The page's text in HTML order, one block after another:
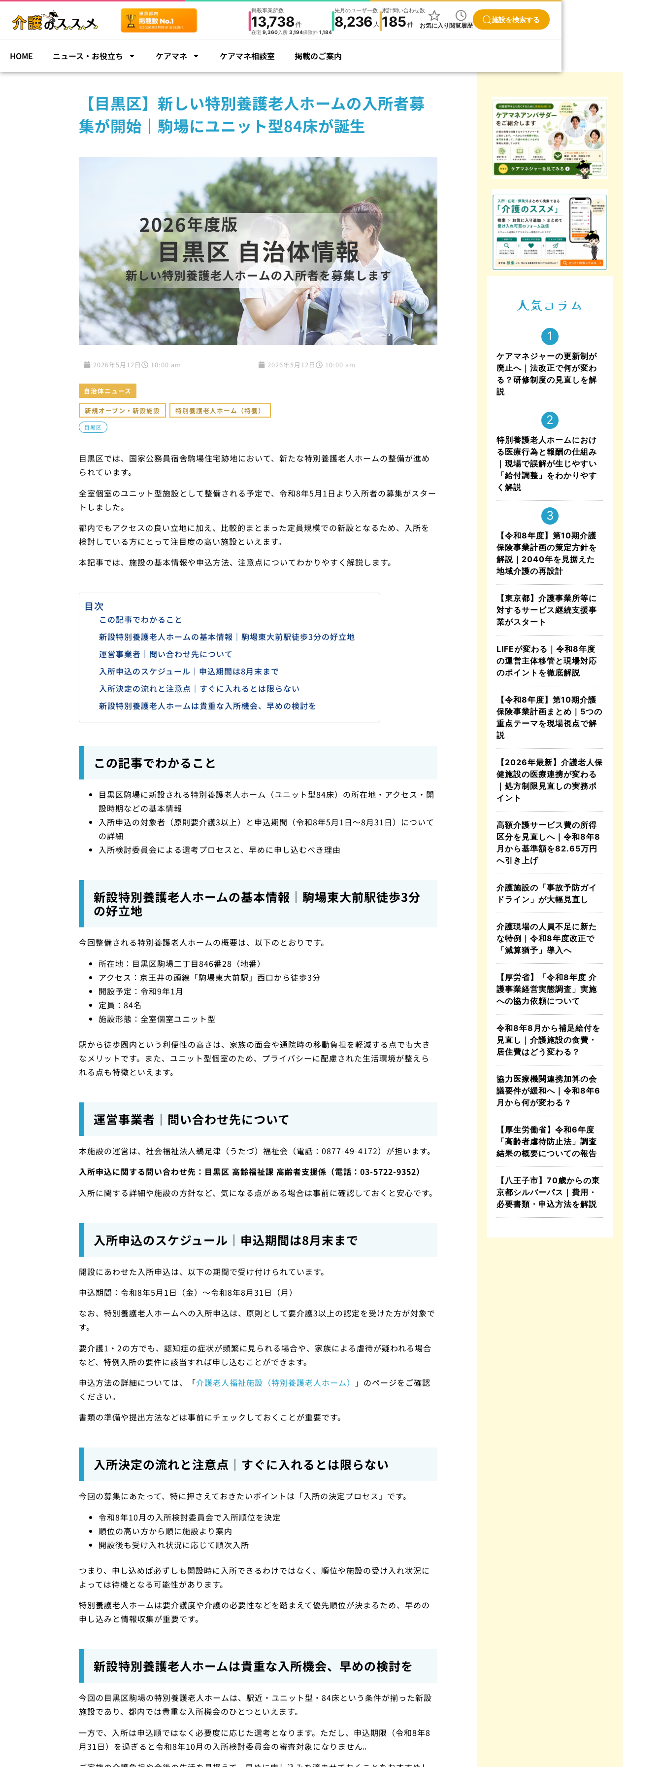
掲載事業所数
13,738件
在宅 9,360入所 3,194保険外 1,184
先月のユーザー数
8,236 人
累計問い合わせ数
185件 お気に入り閲覧履歴
施設を検索する
HOME ニュース・お役立ち ケアマネ ケアマネ相談室 掲載のご案内
【目黒区】新しい特別養護老人ホームの入所者募
集が開始｜駒場にユニット型84床が誕生
2026年5月12日 10:00 am 2026年5月12日 10:00 am
自治体ニュース
新規オープン・新設施設 , 特別養護老人ホーム（特養）
目黒区
目黒区では、国家公務員宿舎駒場住宅跡地において、新たな特別養護老人ホームの整備が進め
られています。
全室個室のユニット型施設として整備される予定で、令和8年5月1日より入所者の募集がスター
トしました。
都内でもアクセスの良い立地に加え、比較的まとまった定員規模での新設となるため、入所を
検討している方にとって注目度の高い施設といえます。
本記事では、施設の基本情報や申込方法、注意点についてわかりやすく解説します。
目次
この記事でわかること
新設特別養護老人ホームの基本情報｜駒場東大前駅徒歩3分の好立地
運営事業者｜問い合わせ先について
入所申込のスケジュール｜申込期間は8月末まで
入所決定の流れと注意点｜すぐに入れるとは限らない
新設特別養護老人ホームは貴重な入所機会、早めの検討を
この記事でわかること
目黒区駒場に新設される特別養護老人ホーム（ユニット型84床）の所在地・アクセス・開
設時期などの基本情報
入所申込の対象者（原則要介護3以上）と申込期間（令和8年5月1日〜8月31日）について
の詳細
入所検討委員会による選考プロセスと、早めに申し込むべき理由
新設特別養護老人ホームの基本情報｜駒場東大前駅徒歩3分
の好立地
今回整備される特別養護老人ホームの概要は、以下のとおりです。
所在地：目黒区駒場二丁目846番28（地番）
アクセス：京王井の頭線「駒場東大前駅」西口から徒歩3分
開設予定：令和9年1月
定員：84名
施設形態：全室個室ユニット型
駅から徒歩圏内という利便性の高さは、家族の面会や通院時の移動負担を軽減する点でも大き
なメリットです。また、ユニット型個室のため、プライバシーに配慮された生活環境が整えら
れる点も特徴といえます。
運営事業者｜問い合わせ先について
本施設の運営は、社会福祉法人鵜足津（うたづ）福祉会（電話：0877-49-4172）が担います。
入所申込に関する問い合わせ先：目黒区 高齢福祉課 高齢者支援係（電話：03-5722-9352）
入所に関する詳細や施設の方針など、気になる点がある場合は事前に確認しておくと安心です。
入所申込のスケジュール｜申込期間は8月末まで
開設にあわせた入所申込は、以下の期間で受け付けられています。
申込期間：令和8年5月1日（金）〜令和8年8月31日（月）
なお、特別養護老人ホームへの入所申込は、原則として要介護3以上の認定を受けた方が対象で
す。
要介護1・2の方でも、認知症の症状が頻繁に見られる場合や、家族による虐待が疑われる場合
など、特例入所の要件に該当すれば申し込むことができます。
申込方法の詳細については、「介護老人福祉施設（特別養護老人ホーム）
」のページをご確認
ください。
書類の準備や提出方法などは事前にチェックしておくことが重要です。
入所決定の流れと注意点｜すぐに入れるとは限らない
今回の募集にあたって、特に押さえておきたいポイントは「入所の決定プロセス」です。
令和8年10月の入所検討委員会で入所順位を決定
順位の高い方から順に施設より案内
開設後も受け入れ状況に応じて順次入所
つまり、申し込めば必ずしも開設時に入所できるわけではなく、順位や施設の受け入れ状況に
よっては待機となる可能性があります。
特別養護老人ホームは要介護度や介護の必要性などを踏まえて優先順位が決まるため、早めの
申し込みと情報収集が重要です。
新設特別養護老人ホームは貴重な入所機会、早めの検討を
今回の目黒区駒場の特別養護老人ホームは、駅近・ユニット型・84床という条件が揃った新設
施設であり、都内では貴重な入所機会のひとつといえます。
一方で、入所は申込順ではなく必要度に応じた選考となります。ただし、申込期限（令和8年8
月31日）を過ぎると令和8年10月の入所検討委員会の審査対象になりません。
人気コラム
ケアマネジャーの更新制が
廃止へ｜法改正で何が変わ
る？研修制度の見直しを解
説
特別養護老人ホームにおけ
る医療行為と報酬の仕組み
｜現場で誤解が生じやすい
「給付調整」をわかりやす
く解説
【令和8年度】第10期介護
保険事業計画の策定方針を
解説｜2040年を見据えた
地域介護の再設計
【東京都】介護事業所等に
対するサービス継続支援事
業がスタート
LIFEが変わる｜令和8年度
の運営主体移管と現場対応
のポイントを徹底解説
【令和8年度】第10期介護
保険事業計画まとめ｜5つの
重点テーマを現場視点で解
説
【2026年最新】介護老人保
健施設の医療連携が変わる
｜処方制限見直しの実務ポ
イント
高額介護サービス費の所得
区分を見直しへ｜令和8年8
月から基準額を82.65万円
へ引き上げ
介護施設の「事故予防ガイ
ドライン」が大幅見直し
介護現場の人員不足に新た
な特例｜令和8年度改正で
「減算猶予」導入へ
【厚労省】「令和8年度 介
護事業経営実態調査」実施
への協力依頼について
令和8年8月から補足給付を
見直し｜介護施設の食費・
居住費はどう変わる？
協力医療機関連携加算の会
議要件が緩和へ｜令和8年6
月から何が変わる？
【厚生労働省】令和6年度
「高齢者虐待防止法」調査
結果の概要についての報告
【八王子市】70歳からの東
京都シルバーパス｜費用・
必要書類・申込方法を解説